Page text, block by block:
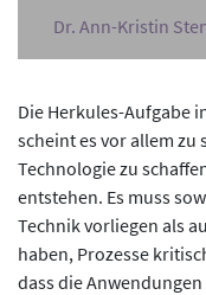
Dr. Ann-Kristin
Die Herkules-Aufgabe
scheint es vor allem zu
Technologie zu
entstehen. Es muss
Technik vorliegen als
haben, Prozesse
dass die